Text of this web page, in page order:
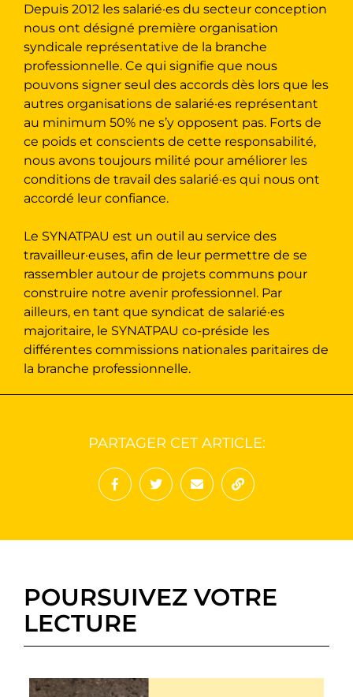
Depuis 2012 les salarié·es du secteur conception
nous ont désigné première organisation
syndicale représentative de la branche
professionnelle. Ce qui signifie que nous
pouvons signer seul des accords dès lors que les
autres organisations de salarié·es représentant
au minimum 50% ne s’y opposent pas. Forts de
ce poids et conscients de cette responsabilité,
nous avons toujours milité pour améliorer les
conditions de travail des salarié·es qui nous ont
accordé leur confiance.
Le SYNATPAU est un outil au service des
travailleur·euses, afin de leur permettre de se
rassembler autour de projets communs pour
construire notre avenir professionnel. Par
ailleurs, en tant que syndicat de salarié·es
majoritaire, le SYNATPAU co-préside les
différentes commissions nationales paritaires de
la branche professionnelle.
PARTAGER CET ARTICLE:
POURSUIVEZ VOTRE
LECTURE